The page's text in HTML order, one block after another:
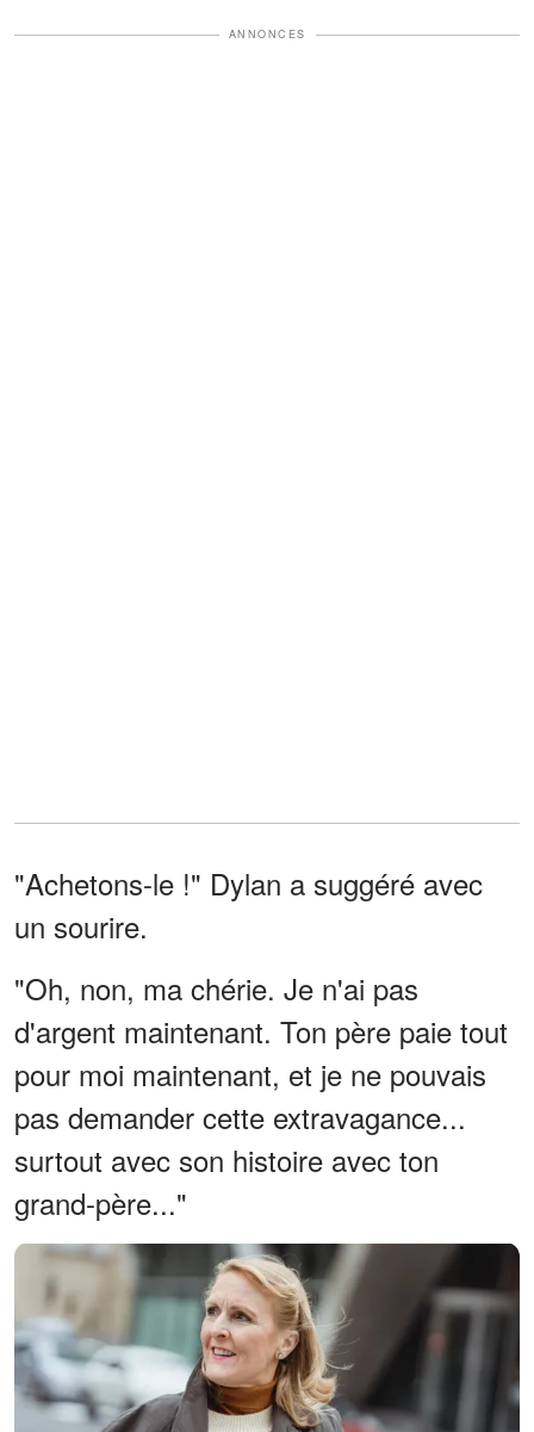
ANNONCES
"Achetons-le !" Dylan a suggéré avec
un sourire.
"Oh, non, ma chérie. Je n'ai pas
d'argent maintenant. Ton père paie tout
pour moi maintenant, et je ne pouvais
pas demander cette extravagance...
surtout avec son histoire avec ton
grand-père..."